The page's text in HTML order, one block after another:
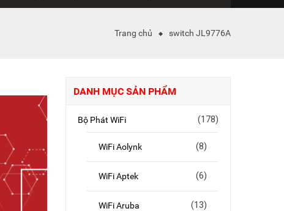
Trang chủ switch JL9776A
DANH MỤC SẢN PHẨM
Bộ Phát WiFi (178)
WiFi Aolynk (8)
WiFi Aptek (6)
WiFi Aruba (13)